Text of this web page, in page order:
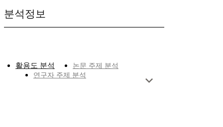
분석정보
활용도 분석
논문 주제 분석
연구자 주제 분석